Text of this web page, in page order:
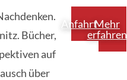
Bücher,
auf
über
AnfahrtMehr
erfahren